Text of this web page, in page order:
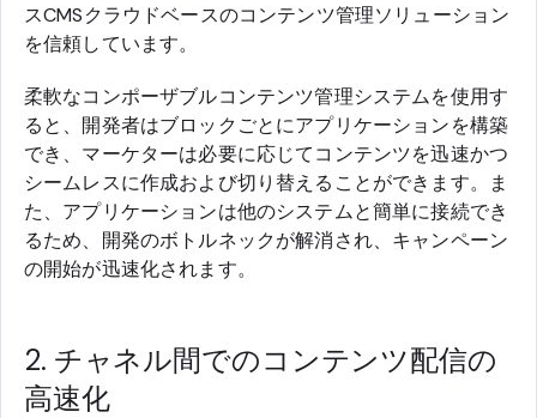
スCMSクラウドベースのコンテンツ管理ソリューション
を信頼しています。
柔軟なコンポーザブルコンテンツ管理システムを使用す
ると、開発者はブロックごとにアプリケーションを構築
でき、マーケターは必要に応じてコンテンツを迅速かつ
シームレスに作成および切り替えることができます。ま
た、アプリケーションは他のシステムと簡単に接続でき
るため、開発のボトルネックが解消され、キャンペーン
の開始が迅速化されます。
2. チャネル間でのコンテンツ配信の
高速化